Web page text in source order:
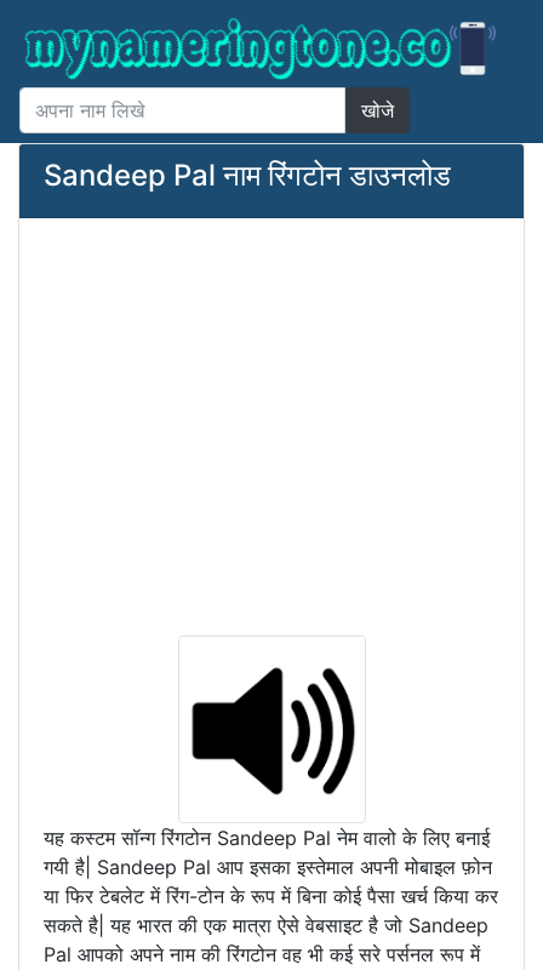
खोजे
Sandeep Pal नाम रिंगटोन डाउनलोड
यह कस्टम सॉन्ग रिंगटोन Sandeep Pal नेम वालो के लिए बनाई
गयी है| Sandeep Pal आप इसका इस्तेमाल अपनी मोबाइल फ़ोन
या फिर टेबलेट में रिंग-टोन के रूप में बिना कोई पैसा खर्च किया कर
सकते है| यह भारत की एक मात्रा ऐसे वेबसाइट है जो Sandeep
Pal आपको अपने नाम की रिंगटोन वह भी कई सरे पर्सनल रूप में